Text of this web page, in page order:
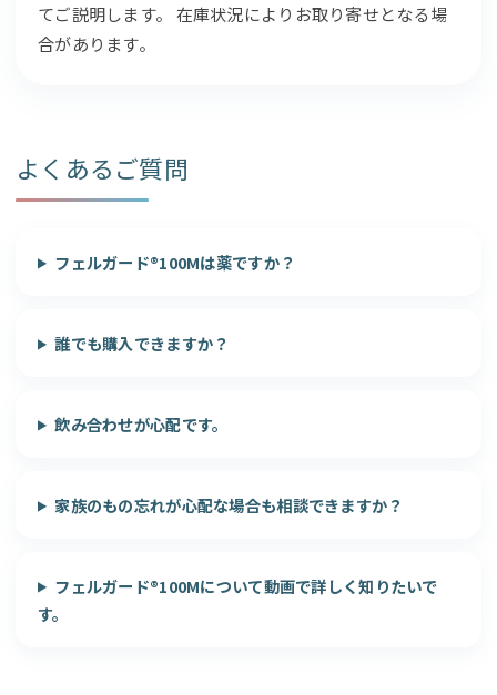
てご説明します。 在庫状況によりお取り寄せとなる場
合があります。
よくあるご質問
フェルガード®100Mは薬ですか？
誰でも購入できますか？
飲み合わせが心配です。
家族のもの忘れが心配な場合も相談できますか？
フェルガード®100Mについて動画で詳しく知りたいで
す。